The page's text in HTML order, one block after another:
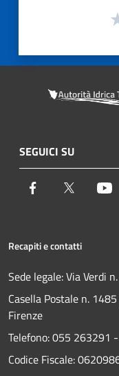
SEGUICI SU
Facebook Twitter
Recapiti e contatti
Sede legale: Via Verdi
Casella Postale n.
Firenze
Telefono:055 263291 -
Codice Fiscale: